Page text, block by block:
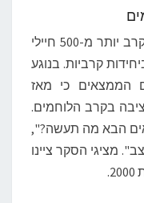
בדיון הוצג סקר שנערך לאחרונה בקרב יותר מ-500 חיילי
ביחידות קרביות. בנוגע
הממצאים כי מאז
בקרב הלוחמים.
הבא מה תעשה?",
מציגי הסקר ציינו